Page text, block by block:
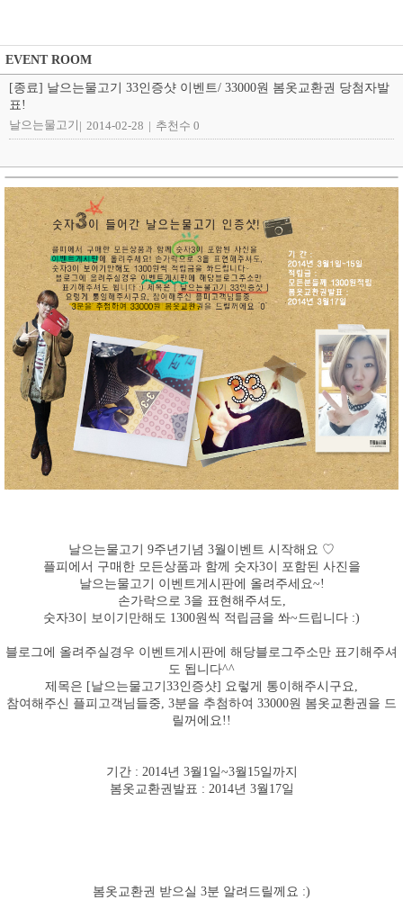
EVENT ROOM
[종료] 날으는물고기 33인증샷 이벤트/ 33000원 봄옷교환권 당첨자발
표!
날으는물고기 2014-02-28 추천수 0
날으는물고기 9주년기념 3월이벤트 시작해요 ♡
플피에서 구매한 모든상품과 함께 숫자3이 포함된 사진을
날으는물고기 이벤트게시판에 올려주세요~!
손가락으로 3을 표현해주셔도,
숫자3이 보이기만해도 1300원씩 적립금을 쏴~드립니다 :)
블로그에 올려주실경우 이벤트게시판에 해당블로그주소만 표기해주셔
도 됩니다^^
제목은 [날으는물고기33인증샷] 요렇게 통이해주시구요,
참여해주신 플피고객님들중, 3분을 추첨하여 33000원 봄옷교환권을 드
릴꺼에요!!
기간 : 2014년 3월1일~3월15일까지
봄옷교환권발표 : 2014년 3월17일
봄옷교환권 받으실 3분 알려드릴께요 :)